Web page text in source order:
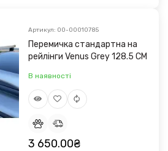
Артикул: 00-00010785
Перемичка стандартна на
рейлінги Venus Grey 128.5 CM
В наявності
3 650.00₴